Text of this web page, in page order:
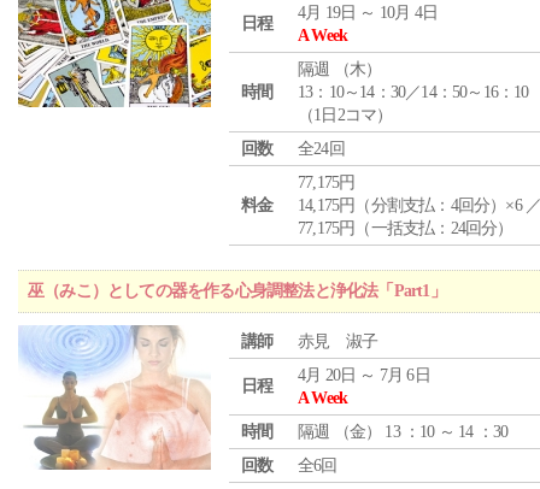
日程
4月 19日 ～ 10月 4日
A Week
時間
隔週 （木）
13：10～14：30／14：50～16：10
（1日2コマ）
回数
全24回
料金
77,175円
14,175円（分割支払：4回分）×6
77,175円（一括支払：24回分）
巫（みこ）としての器を作る心身調整法と浄化法「Part1」
講師 赤見 淑子
日程
4月 20日 ～ 7月 6日
A Week
時間
隔週 （金） 13 ：10 ～ 14 ：30
回数
全6回